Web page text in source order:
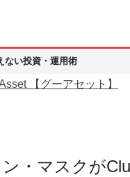
ない投資・運用術
・マスクが